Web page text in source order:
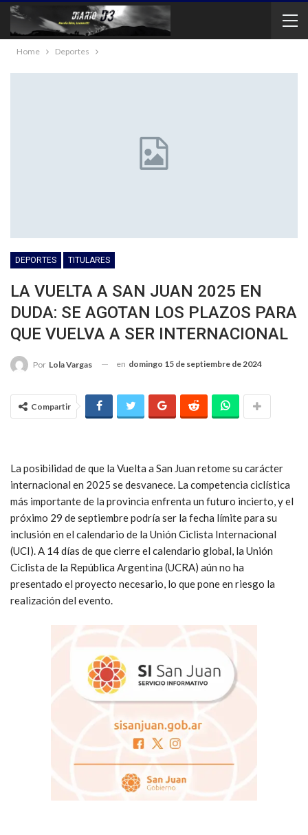
Home Deportes
DEPORTES TITULARES
LA VUELTA A SAN JUAN 2025 EN
DUDA: SE AGOTAN LOS PLAZOS PARA
QUE VUELVA A SER INTERNACIONAL
Por Lola Vargas en domingo 15 de septiembre de 2024
Compartir
La posibilidad de que la Vuelta a San Juan retome su carácter
internacional en 2025 se desvanece. La competencia ciclística
más importante de la provincia enfrenta un futuro incierto, y el
próximo 29 de septiembre podría ser la fecha límite para su
inclusión en el calendario de la Unión Ciclista Internacional
(UCI). A 14 días de que cierre el calendario global, la Unión
Ciclista de la República Argentina (UCRA) aún no ha
presentado el proyecto necesario, lo que pone en riesgo la
realización del evento.